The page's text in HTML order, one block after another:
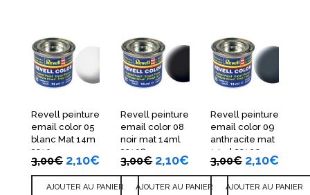
Revell peinture
email color 05
blanc Mat 14m
32105
3,00€ 2,10€
AJOUTER AU PANIER
Revell peinture
email color 08
noir mat 14ml
32108
3,00€ 2,10€
AJOUTER AU PANIER
Revell peinture
email color 09
anthracite mat
14ml 32109
3,00€ 2,10€
AJOUTER AU PANIER